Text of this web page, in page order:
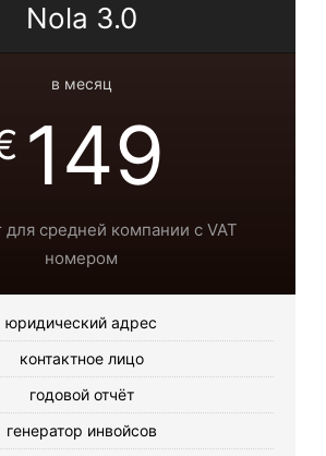
Nola 3.0
в месяц
149
для средней компании с VAT
номером
юридический адрес
контактное лицо
годовой отчёт
генератор инвойсов